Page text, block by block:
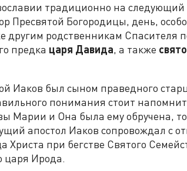
традиционно на следующий
Пресвятой Богородицы, день, особо
родственникам Спасителя
предка царя Давида, а также
Иаков был сыном праведного
понимания стоит
Марии и Она была ему обручена, то
апостол Иаков сопровождал с
Христа при бегстве Святого
царя Ирода.